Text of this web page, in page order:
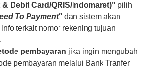
& Debit Card/QRIS/Indomaret)" pilih
To Payment" dan sistem akan
terkait nomor rekening tujuan
pembayaran jika ingin mengubah
pembayaran melalui Bank Tranfer